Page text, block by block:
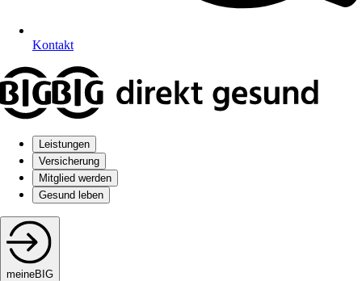
Kontakt
Leistungen
Versicherung
Mitglied werden
Gesund leben
meineBIG